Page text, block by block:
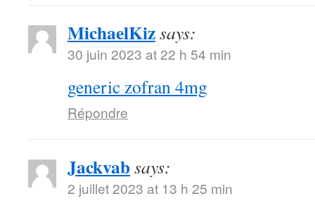
MichaelKizsays:
30 juin 2023 at 22 h 54 min
generic zofran 4mg
Répondre
Jackvabsays:
2 juillet 2023 at 13 h 25 min